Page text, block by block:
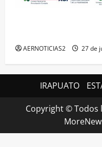
AERNOTICIAS2 27 de
IRAPUATO
Copyright © Todos